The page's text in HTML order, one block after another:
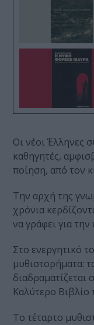
Οι νέοι Έλληνες
καθηγητές,
ποίηση, από τον
Την αρχή της
χρόνια
να γράφει για
Στο ενεργητικό
μυθιστορήματα:
διαδραματίζεται
Καλύτερο Βιβλίο
Το τέταρτο